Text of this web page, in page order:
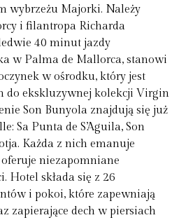
wybrzeżu Majorki. Należy
i filantropa Richarda
40 minut jazdy
w Palma de Mallorca, stanowi
w ośrodku, który jest
do ekskluzywnej kolekcji Virgin
Son Bunyola znajdują się już
Sa Punta de S’Aguila, Son
Każda z nich emanuje
niezapomniane
Hotel składa się z 26
i pokoi, które zapewniają
zapierające dech w piersiach